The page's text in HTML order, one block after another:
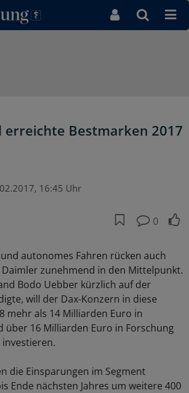
erreichte Bestmarken 2017
16:45 Uhr
0
autonomes Fahren rücken auch
zunehmend in den Mittelpunkt.
Bodo Uebber kürzlich auf der
will der Dax-Konzern in diese
mehr als 14 Milliarden Euro in
über 16 Milliarden Euro in Forschung
die Einsparungen im Segment
Ende nächsten Jahres um weitere 400